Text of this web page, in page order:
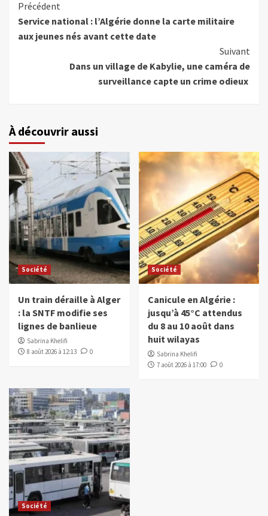
Précédent
Service national : l’Algérie donne la carte militaire
aux jeunes nés avant cette date
Suivant
Dans un village de Kabylie, une caméra de
surveillance capte un crime odieux
À découvrir aussi
Société
Un train déraille à Alger
: la SNTF modifie ses
lignes de banlieue
Sabrina Khelifi
8 août 2026 à 12:13
0
Société
Canicule en Algérie :
jusqu’à 45°C attendus
du 8 au 10 août dans
huit wilayas
Sabrina Khelifi
7 août 2026 à 17:00
0
Société